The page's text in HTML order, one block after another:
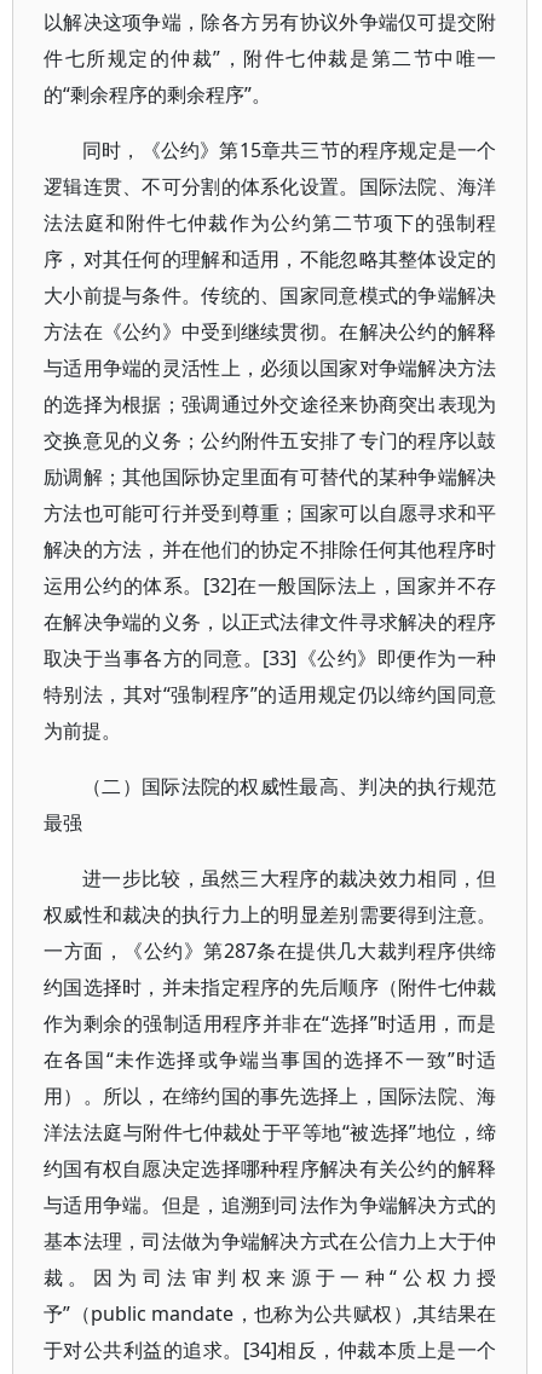
以解决这项争端，除各方另有协议外争端仅可提交附
件七所规定的仲裁”，附件七仲裁是第二节中唯一
的“剩余程序的剩余程序”。
同时，《公约》第15章共三节的程序规定是一个
逻辑连贯、不可分割的体系化设置。国际法院、海洋
法法庭和附件七仲裁作为公约第二节项下的强制程
序，对其任何的理解和适用，不能忽略其整体设定的
大小前提与条件。传统的、国家同意模式的争端解决
方法在《公约》中受到继续贯彻。在解决公约的解释
与适用争端的灵活性上，必须以国家对争端解决方法
的选择为根据；强调通过外交途径来协商突出表现为
交换意见的义务；公约附件五安排了专门的程序以鼓
励调解；其他国际协定里面有可替代的某种争端解决
方法也可能可行并受到尊重；国家可以自愿寻求和平
解决的方法，并在他们的协定不排除任何其他程序时
运用公约的体系。[32]在一般国际法上，国家并不存
在解决争端的义务，以正式法律文件寻求解决的程序
取决于当事各方的同意。[33]《公约》即便作为一种
特别法，其对“强制程序”的适用规定仍以缔约国同意
为前提。
（二）国际法院的权威性最高、判决的执行规范
最强
进一步比较，虽然三大程序的裁决效力相同，但
权威性和裁决的执行力上的明显差别需要得到注意。
一方面，《公约》第287条在提供几大裁判程序供缔
约国选择时，并未指定程序的先后顺序（附件七仲裁
作为剩余的强制适用程序并非在“选择”时适用，而是
在各国“未作选择或争端当事国的选择不一致”时适
用）。所以，在缔约国的事先选择上，国际法院、海
洋法法庭与附件七仲裁处于平等地“被选择”地位，缔
约国有权自愿决定选择哪种程序解决有关公约的解释
与适用争端。但是，追溯到司法作为争端解决方式的
基本法理，司法做为争端解决方式在公信力上大于仲
裁。因为司法审判权来源于一种“公权力授
予”（public mandate，也称为公共赋权）,其结果在
于对公共利益的追求。[34]相反，仲裁本质上是一个